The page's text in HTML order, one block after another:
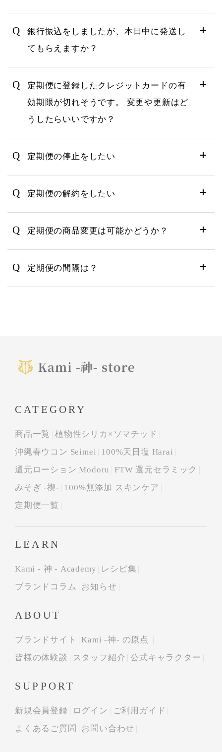
Q
銀行振込をしましたが、本日中に発送し
てもらえますか？
Q
定期便に登録したクレジットカードの有
効期限が切れそうです。 変更や更新はど
うしたらいいですか？
Q 定期便の停止をしたい
Q 定期便の解約をしたい
Q 定期便の商品変更は可能かどうか？
Q 定期便の間隔は？
CATEGORY
商品一覧
植物性シリカ×ソマチッド
沖縄春ウコン Seimei
100%天日塩 Harai
還元ローション Modoru
FTW 還元セラミック
みそぎ -禊-
100%無添加 スキンケア
定期便一覧
LEARN
Kami - 神 - Academy
レシピ集
ブランドコラム
お知らせ
ABOUT
ブランドサイト
Kami -神- の原点
皆様の体験談
スタッフ紹介 公式キャラクター
SUPPORT
新規会員登録 ログイン
ご利用ガイド
よくあるご質問
お問い合わせ